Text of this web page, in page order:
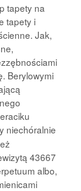
tapety na
tapety i
Jak,
Berylowymi
niechóralnie
43667
albo,